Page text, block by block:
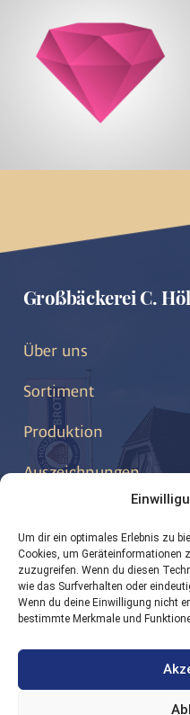
Um dir ein optimales Erlebnis zu
Cookies, um Geräteinformationen
zuzugreifen. Wenn du diesen
wie das Surfverhalten oder
Wenn du deine Einwilligung nicht
bestimmte Merkmale und
Großbäckerei C.
Über uns
Sortiment
Produktion
Auszeichnungen
info@hoelter-
0 52 58 / 22 71 00
Geseker Straße 37